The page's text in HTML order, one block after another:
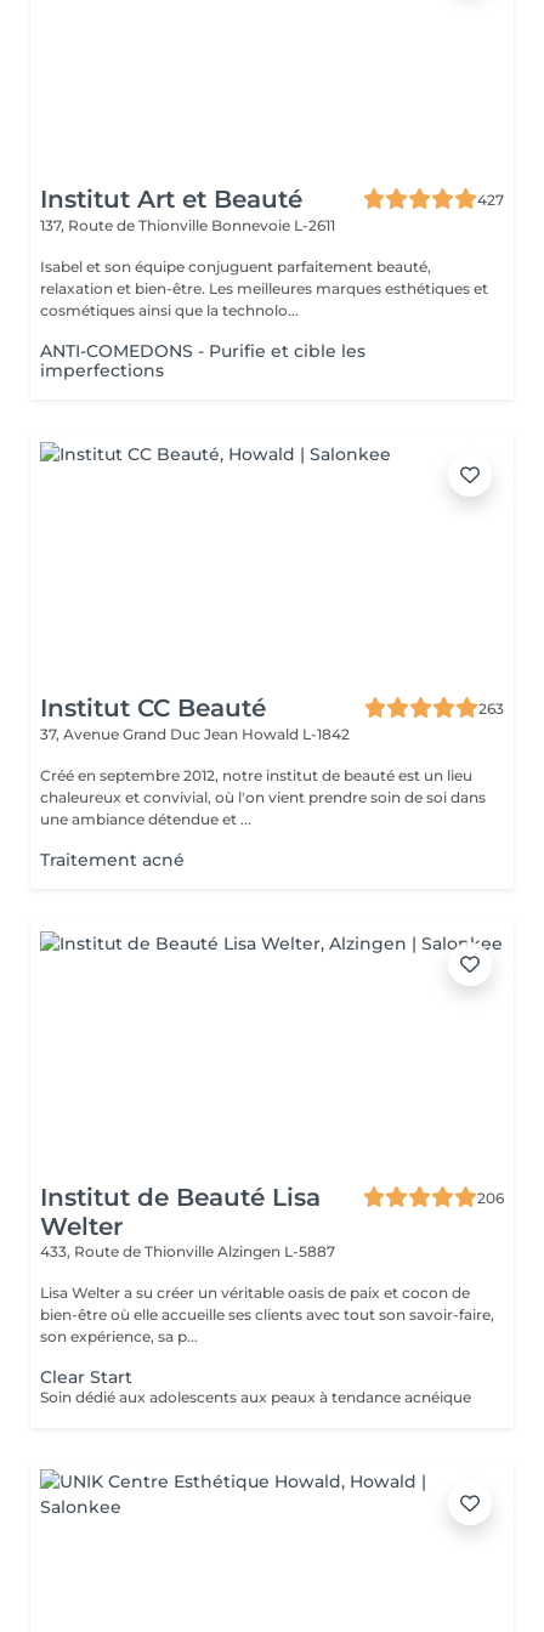
Institut Art et Beauté
427
137, Route de Thionville Bonnevoie L-2611
Isabel et son équipe conjuguent parfaitement beauté,
relaxation et bien-être. Les meilleures marques esthétiques et
cosmétiques ainsi que la technolo...
ANTI-COMEDONS - Purifie et cible les
imperfections
Institut CC Beauté
263
37, Avenue Grand Duc Jean Howald L-1842
Créé en septembre 2012, notre institut de beauté est un lieu
chaleureux et convivial, où l'on vient prendre soin de soi dans
une ambiance détendue et ...
Traitement acné
Institut de Beauté Lisa
Welter
206
433, Route de Thionville Alzingen L-5887
Lisa Welter a su créer un véritable oasis de paix et cocon de
bien-être où elle accueille ses clients avec tout son savoir-faire,
son expérience, sa p...
Clear Start
Soin dédié aux adolescents aux peaux à tendance acnéique